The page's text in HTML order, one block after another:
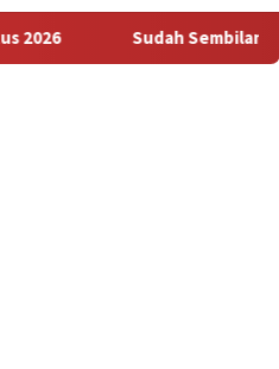
Sudah Sembilan Hari